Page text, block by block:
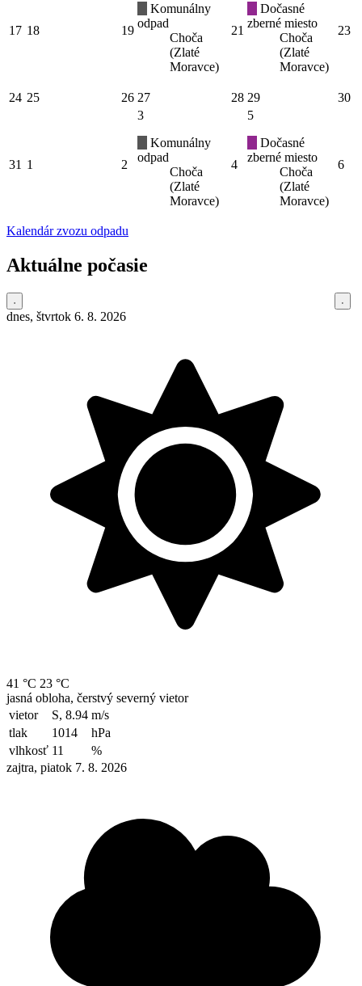
17 18 19
Komunálny
odpad
Choča
(Zlaté
Moravce)
21
Dočasné
zberné miesto
Choča
(Zlaté
Moravce)
23
24 25 26 27 28 29 30
31 1 2
3
Komunálny
odpad
Choča
(Zlaté
Moravce)
4
5
Dočasné
zberné miesto
Choča
(Zlaté
Moravce)
6
Kalendár zvozu odpadu
Aktuálne počasie
dnes, štvrtok 6. 8. 2026
41 °C 23 °C
jasná obloha, čerstvý severný vietor
vietor
S, 8.94 m/s
tlak
1014
hPa
vlhkosť 11
%
zajtra, piatok 7. 8. 2026